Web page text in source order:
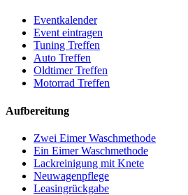
Eventkalender
Event eintragen
Tuning Treffen
Auto Treffen
Oldtimer Treffen
Motorrad Treffen
Aufbereitung
Zwei Eimer Waschmethode
Ein Eimer Waschmethode
Lackreinigung mit Knete
Neuwagenpflege
Leasingrückgabe